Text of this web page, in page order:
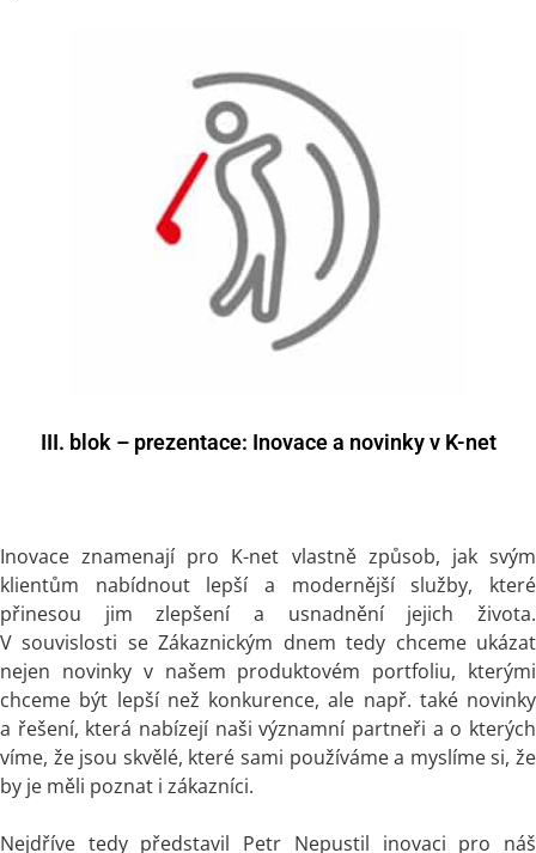
III. blok – prezentace: Inovace a novinky v K-net
Inovace znamenají pro K-net vlastně způsob, jak svým
klientům nabídnout lepší a modernější služby, které
přinesou jim zlepšení a usnadnění jejich života.
V souvislosti se Zákaznickým dnem tedy chceme ukázat
nejen novinky v našem produktovém portfoliu, kterými
chceme být lepší než konkurence, ale např. také novinky
a řešení, která nabízejí naši významní partneři a o kterých
víme, že jsou skvělé, které sami používáme a myslíme si, že
by je měli poznat i zákazníci.
Nejdříve tedy představil Petr Nepustil inovaci pro náš